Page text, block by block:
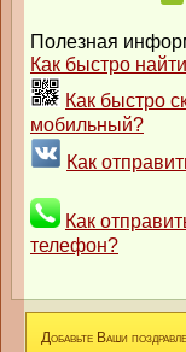
Полезная
Как быстро
Как быстро
мобильный?
Как
Как
телефон?
Добавьте Ваши